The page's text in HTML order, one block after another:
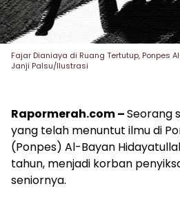
Fajar Dianiaya di Ruang Tertutup, Ponpes
Janji Palsu/Ilustrasi
Rapormerah.com –Seorang
yang telah menuntut ilmu di
(Ponpes) Al-Bayan
tahun, menjadi korban
seniornya.